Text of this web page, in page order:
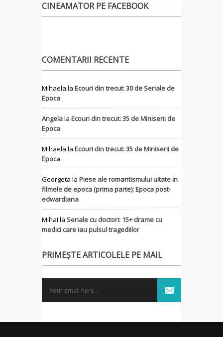
CINEAMATOR PE FACEBOOK
COMENTARII RECENTE
Mihaela la Ecouri din trecut: 30 de Seriale de
Epoca
Angelala Ecouri din trecut: 35 de Miniserii de
Epoca
Mihaela la Ecouri din trecut: 35 de Miniserii de
Epoca
Georgeta la Piese ale romantismului uitate in
filmele de epoca (prima parte): Epoca post-
edwardiana
MihaI la Seriale cu doctori: 15+ drame cu
medici care iau pulsul tragediilor
PRIMEȘTE ARTICOLELE PE MAIL